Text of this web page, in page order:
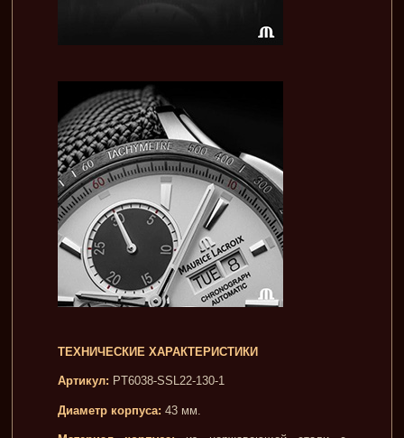
ТЕХНИЧЕСКИЕ ХАРАКТЕРИСТИКИ
Артикул: PT6038-SSL22-130-1
Диаметр корпуса: 43 мм.